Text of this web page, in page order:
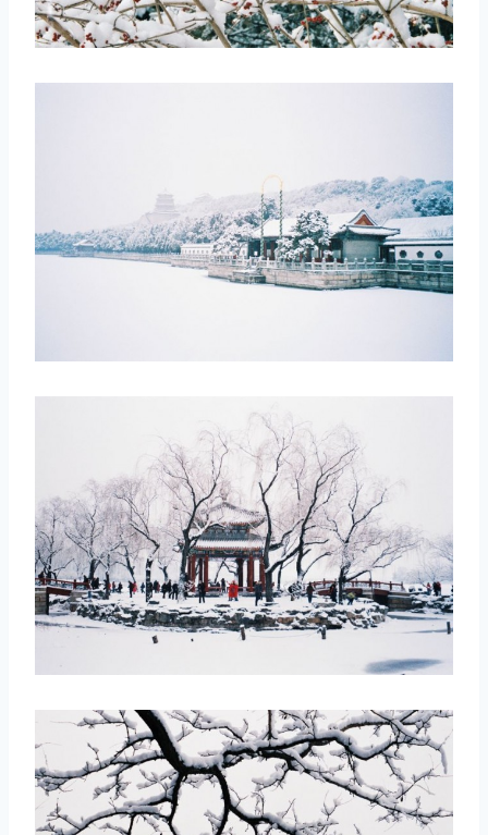
搜索